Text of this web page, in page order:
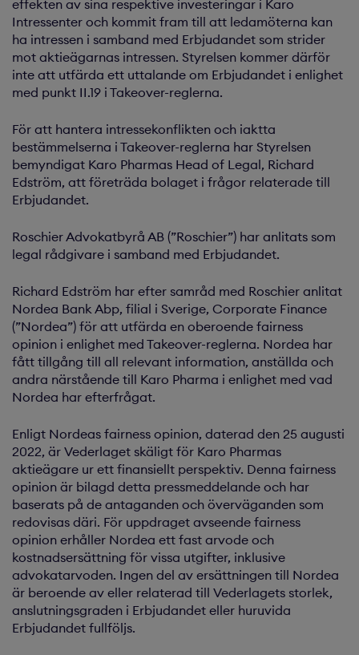
effekten av sina respektive investeringar i Karo
Intressenter och kommit fram till att ledamöterna kan
ha intressen i samband med Erbjudandet som strider
mot aktieägarnas intressen. Styrelsen kommer därför
inte att utfärda ett uttalande om Erbjudandet i enlighet
med punkt II.19 i Takeover-reglerna.
För att hantera intressekonflikten och iaktta
bestämmelserna i Takeover-reglerna har Styrelsen
bemyndigat Karo Pharmas Head of Legal, Richard
Edström, att företräda bolaget i frågor relaterade till
Erbjudandet.
Roschier Advokatbyrå AB (”Roschier”) har anlitats som
legal rådgivare i samband med Erbjudandet.
Richard Edström har efter samråd med Roschier anlitat
Nordea Bank Abp, filial i Sverige, Corporate Finance
(”Nordea”) för att utfärda en oberoende fairness
opinion i enlighet med Takeover-reglerna. Nordea har
fått tillgång till all relevant information, anställda och
andra närstående till Karo Pharma i enlighet med vad
Nordea har efterfrågat.
Enligt Nordeas fairness opinion, daterad den 25 augusti
2022, är Vederlaget skäligt för Karo Pharmas
aktieägare ur ett finansiellt perspektiv. Denna fairness
opinion är bilagd detta pressmeddelande och har
baserats på de antaganden och överväganden som
redovisas däri. För uppdraget avseende fairness
opinion erhåller Nordea ett fast arvode och
kostnadsersättning för vissa utgifter, inklusive
advokatarvoden. Ingen del av ersättningen till Nordea
är beroende av eller relaterad till Vederlagets storlek,
anslutningsgraden i Erbjudandet eller huruvida
Erbjudandet fullföljs.